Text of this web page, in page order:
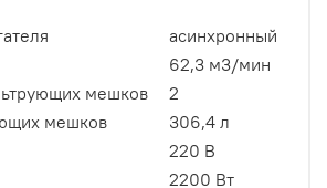
асинхронный
62,3 м3/мин
мешков
2
мешков
306,4 л
220 В
2200 Вт